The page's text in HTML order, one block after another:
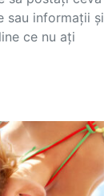
sau informații și
ce nu ați